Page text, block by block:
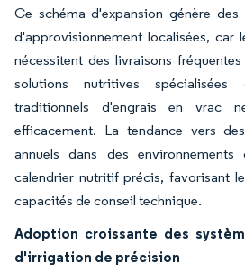
Ce schéma d'expansion génère
d'approvisionnement localisées, car
nécessitent des livraisons
solutions nutritives
traditionnels d'engrais en vrac
efficacement. La tendance vers
annuels dans des environnements
calendrier nutritif précis, favorisant
capacités de conseil technique.
Adoption croissante des
d'irrigation de précision